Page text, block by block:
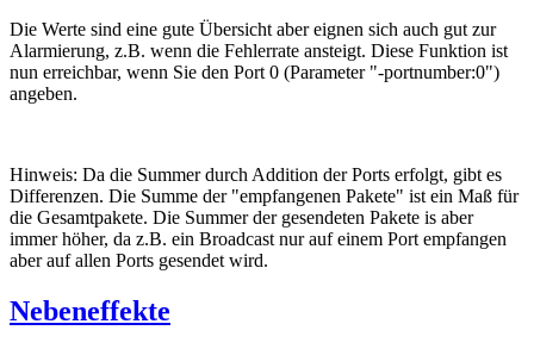
Die Werte sind eine gute Übersicht aber eignen sich auch gut zur
Alarmierung, z.B. wenn die Fehlerrate ansteigt. Diese Funktion ist
nun erreichbar, wenn Sie den Port 0 (Parameter "-portnumber:0")
angeben.
Hinweis: Da die Summer durch Addition der Ports erfolgt, gibt es
Differenzen. Die Summe der "empfangenen Pakete" ist ein Maß für
die Gesamtpakete. Die Summer der gesendeten Pakete is aber
immer höher, da z.B. ein Broadcast nur auf einem Port empfangen
aber auf allen Ports gesendet wird.
Nebeneffekte